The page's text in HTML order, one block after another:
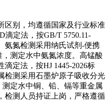
区别，均遵循国家及行业标准
滴定法，按GB/T 5750.11-
氨氮检测采用纳氏试剂-便携
，测定水中氨氮浓度。高锰酸
定法，按HJ 1445-2026标
检测采用石墨炉原子吸收分光
测定水中铜、铅、镉等重金属
检测人员持证上岗，严格遵循